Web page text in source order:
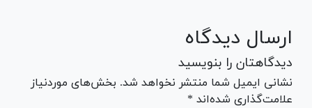
ارسال دیدگاه
دیدگاهتان را بنویسید
نشانی ایمیل شما منتشر نخواهد شد. بخش‌های موردنیاز
علامت‌گذاری شده‌اند *